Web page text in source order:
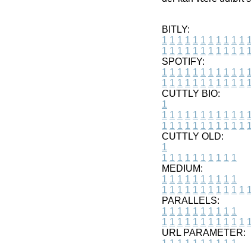
BITLY:
1 1 1 1 1 1 1 1 1 1 1 1
1 1 1 1 1 1 1 1 1 1 1 1
SPOTIFY:
1 1 1 1 1 1 1 1 1 1 1 1
1 1 1 1 1 1 1 1 1 1 1 1
CUTTLY BIO:
1
1 1 1 1 1 1 1 1 1 1 1 1
1 1 1 1 1 1 1 1 1 1 1 1
CUTTLY OLD:
1
1 1 1 1 1 1 1 1 1 1
MEDIUM:
1 1 1 1 1 1 1 1 1 1
1 1 1 1 1 1 1 1 1 1 1 1
PARALLELS:
1 1 1 1 1 1 1 1 1 1
1 1 1 1 1 1 1 1 1 1 1 1
URL PARAMETER: